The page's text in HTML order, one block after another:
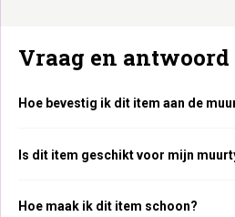
Vraag en antwoord
Hoe bevestig ik dit item aan de
Is dit item geschikt voor mijn
Hoe maak ik dit item schoon?